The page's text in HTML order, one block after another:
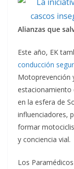
Alianzas que
Este año, EK
conducción
Motoprevención
estacionamiento
en la esfera de
influenciadores,
formar
y conciencia vial.
Los